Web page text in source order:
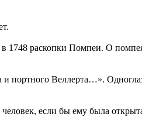
1748 раскопки Помпеи. О
портного Веллерта…».
если бы ему была